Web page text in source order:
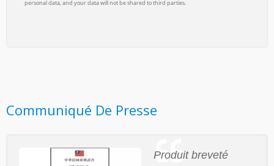
Communiqué De Presse
Produit breveté